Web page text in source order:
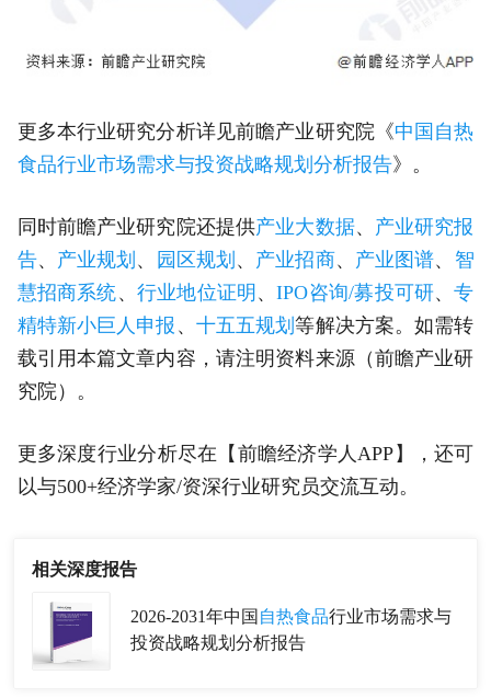
更多本行业研究分析详见前瞻产业研究院《中国自热
食品行业市场需求与投资战略规划分析报告》。
同时前瞻产业研究院还提供产业大数据、 产业研究报
告、 产业规划 、 园区规划 、 产业招商、 产业图谱、 智
慧招商系统、 行业地位证明 、IPO咨询/募投可研、专
精特新小巨人申报 、 十五五规划等解决方案。如需转
载引用本篇文章内容，请注明资料来源（前瞻产业研
究院）。
更多深度行业分析尽在【前瞻经济学人APP】，还可
以与500+经济学家/资深行业研究员交流互动。
相关深度报告
2026-2031年中国 自热食品行业市场需求与
投资战略规划分析报告